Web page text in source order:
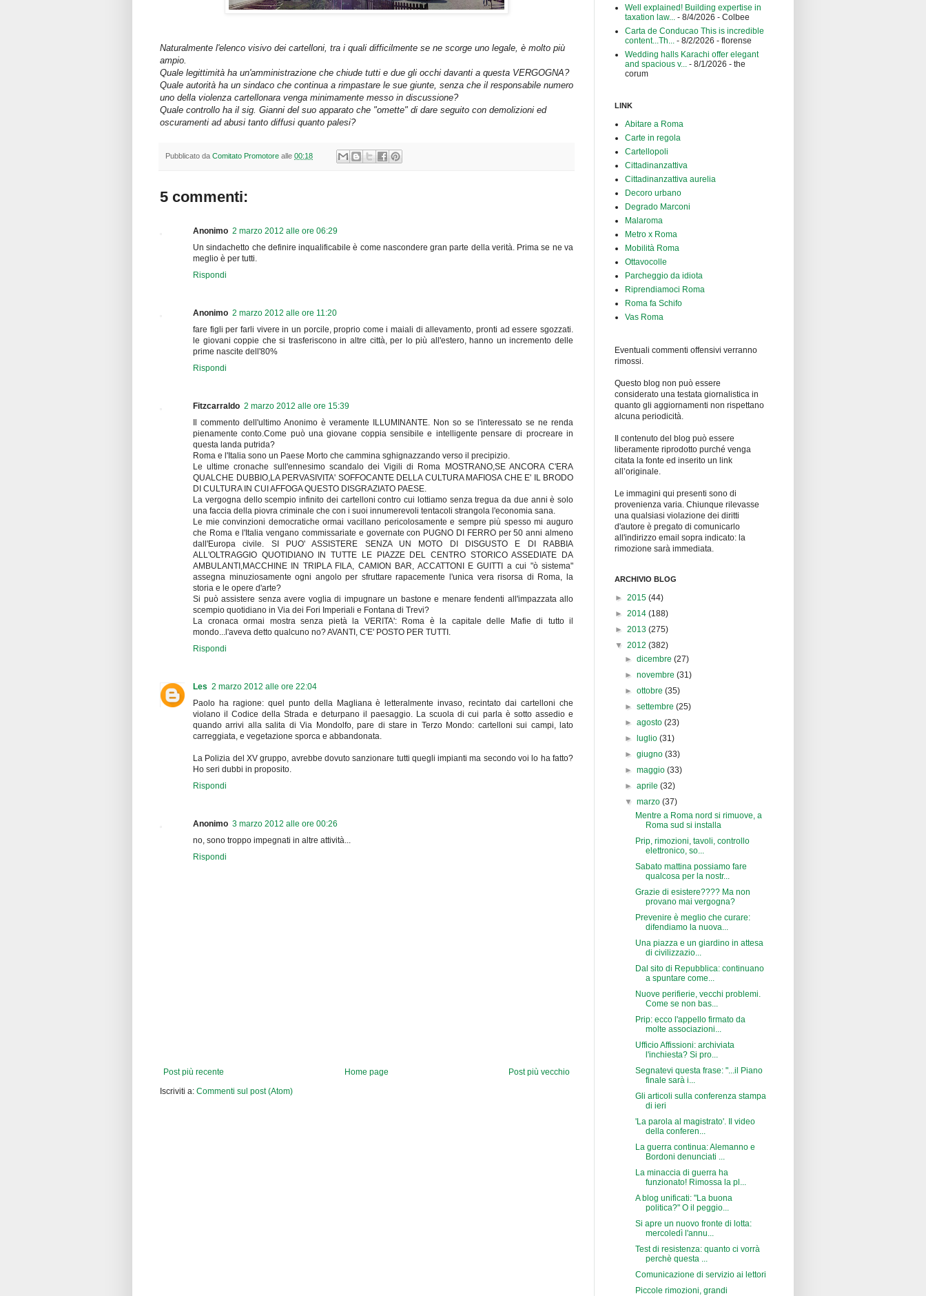
Naturalmente l'elenco visivo dei cartelloni, tra i quali difficilmente se ne scorge uno legale, è molto più
ampio.
Quale legittimità ha un'amministrazione che chiude tutti e due gli occhi davanti a questa VERGOGNA?
Quale autorità ha un sindaco che continua a rimpastare le sue giunte, senza che il responsabile numero
uno della violenza cartellonara venga minimamente messo in discussione?
Quale controllo ha il sig. Gianni del suo apparato che "omette" di dare seguito con demolizioni ed
oscuramenti ad abusi tanto diffusi quanto palesi?
Pubblicato da Comitato Promotore alle 00:18
5 commenti:
Anonimo 2 marzo 2012 alle ore 06:29
Un sindachetto che definire inqualificabile è come nascondere gran parte della verità. Prima se ne va
meglio è per tutti.
Rispondi
Anonimo 2 marzo 2012 alle ore 11:20
fare figli per farli vivere in un porcile, proprio come i maiali di allevamento, pronti ad essere sgozzati.
le giovani coppie che si trasferiscono in altre città, per lo più all'estero, hanno un incremento delle
prime nascite dell'80%
Rispondi
Fitzcarraldo 2 marzo 2012 alle ore 15:39
Il commento dell'ultimo Anonimo è veramente ILLUMINANTE. Non so se l'interessato se ne renda
pienamente conto.Come può una giovane coppia sensibile e intelligente pensare di procreare in
questa landa putrida?
Roma e l'Italia sono un Paese Morto che cammina sghignazzando verso il precipizio.
Le ultime cronache sull'ennesimo scandalo dei Vigili di Roma MOSTRANO,SE ANCORA C'ERA
QUALCHE DUBBIO,LA PERVASIVITA' SOFFOCANTE DELLA CULTURA MAFIOSA CHE E' IL BRODO
DI CULTURA IN CUI AFFOGA QUESTO DISGRAZIATO PAESE.
La vergogna dello scempio infinito dei cartelloni contro cui lottiamo senza tregua da due anni è solo
una faccia della piovra criminale che con i suoi innumerevoli tentacoli strangola l'economia sana.
Le mie convinzioni democratiche ormai vacillano pericolosamente e sempre più spesso mi auguro
che Roma e l'Italia vengano commissariate e governate con PUGNO DI FERRO per 50 anni almeno
dall'Europa civile. SI PUO' ASSISTERE SENZA UN MOTO DI DISGUSTO E DI RABBIA
ALL'OLTRAGGIO QUOTIDIANO IN TUTTE LE PIAZZE DEL CENTRO STORICO ASSEDIATE DA
AMBULANTI,MACCHINE IN TRIPLA FILA, CAMION BAR, ACCATTONI E GUITTI a cui "ò sistema"
assegna minuziosamente ogni angolo per sfruttare rapacemente l'unica vera risorsa di Roma, la
storia e le opere d'arte?
Si può assistere senza avere voglia di impugnare un bastone e menare fendenti all'impazzata allo
scempio quotidiano in Via dei Fori Imperiali e Fontana di Trevi?
La cronaca ormai mostra senza pietà la VERITA': Roma è la capitale delle Mafie di tutto il
mondo...l'aveva detto qualcuno no? AVANTI, C'E' POSTO PER TUTTI.
Rispondi
Les 2 marzo 2012 alle ore 22:04
Paolo ha ragione: quel punto della Magliana è letteralmente invaso, recintato dai cartelloni che
violano il Codice della Strada e deturpano il paesaggio. La scuola di cui parla è sotto assedio e
quando arrivi alla salita di Via Mondolfo, pare di stare in Terzo Mondo: cartelloni sui campi, lato
carreggiata, e vegetazione sporca e abbandonata.
La Polizia del XV gruppo, avrebbe dovuto sanzionare tutti quegli impianti ma secondo voi lo ha fatto?
Ho seri dubbi in proposito.
Rispondi
Anonimo 3 marzo 2012 alle ore 00:26
no, sono troppo impegnati in altre attività...
Rispondi
Post più recente Post più vecchio
Home page
Iscriviti a: Commenti sul post (Atom)
Well explained! Building expertise in
taxation law... - 8/4/2026 - Colbee
Carta de Conducao This is incredible
content...Th... - 8/2/2026 - florense
Wedding halls Karachi offer elegant
and spacious v... - 8/1/2026 - the
corum
LINK
Abitare a Roma
Carte in regola
Cartellopoli
Cittadinanzattiva
Cittadinanzattiva aurelia
Decoro urbano
Degrado Marconi
Malaroma
Metro x Roma
Mobilità Roma
Ottavocolle
Parcheggio da idiota
Riprendiamoci Roma
Roma fa Schifo
Vas Roma
Eventuali commenti offensivi verranno
rimossi.
Questo blog non può essere
considerato una testata giornalistica in
quanto gli aggiornamenti non rispettano
alcuna periodicità.
Il contenuto del blog può essere
liberamente riprodotto purché venga
citata la fonte ed inserito un link
all’originale.
Le immagini qui presenti sono di
provenienza varia. Chiunque rilevasse
una qualsiasi violazione dei diritti
d'autore è pregato di comunicarlo
all'indirizzo email sopra indicato: la
rimozione sarà immediata.
ARCHIVIO BLOG
► 2015 (44)
► 2014 (188)
► 2013 (275)
▼ 2012 (382)
►dicembre(27)
►novembre(31)
►ottobre(35)
►settembre(25)
►agosto(23)
►
luglio(31)
►giugno(33)
►maggio(33)
►aprile(32)
▼marzo(37)
Mentre a Roma nord si rimuove, a
Roma sud si installa
Prip, rimozioni, tavoli, controllo
elettronico, so...
Sabato mattina possiamo fare
qualcosa per la nostr...
Grazie di esistere???? Ma non
provano mai vergogna?
Prevenire è meglio che curare:
difendiamo la nuova...
Una piazza e un giardino in attesa
di civilizzazio...
Dal sito di Repubblica: continuano
a spuntare come...
Nuove perifierie, vecchi problemi.
Come se non bas...
Prip: ecco l'appello firmato da
molte associazioni...
Ufficio Affissioni: archiviata
l'inchiesta? Si pro...
Segnatevi questa frase: "...il Piano
finale sarà i...
Gli articoli sulla conferenza stampa
di ieri
'La parola al magistrato'. Il video
della conferen...
La guerra continua: Alemanno e
Bordoni denunciati ...
La minaccia di guerra ha
funzionato! Rimossa la pl...
A blog unificati: "La buona
politica?" O il peggio...
Si apre un nuovo fronte di lotta:
mercoledì l'annu...
Test di resistenza: quanto ci vorrà
perchè questa ...
Comunicazione di servizio ai lettori
Piccole rimozioni, grandi